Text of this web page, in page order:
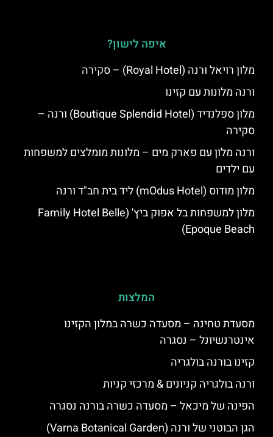
איפה לישון?
מלון רויאל ורנה (Royal Hotel) – סקירה
ורנה מלונות עם קזינו
מלון ספלנדיד (Boutique Splendid Hotel) ורנה –
סקירה
ורנה מלון עם פארק מים – מלונות מומלצים למשפחות
עם ילדים
מלון מודוס (mOdus Hotel) ליד בית חב"ד ורנה
מלון למשפחות בל אפוק ביץ' (Family Hotel Belle
Epoque Beach)
המלצות
מסעדת טחינה – מסעדה כשרה במלון הקזינו
אינטרנשיונל – נסגרה
קזינו בורנה בולגריה
ורנה בולגריה קניונים & מרכזי קניות
הפינה של מיכאל – מסעדה כשרה בורנה נסגרה
הגן הבוטני של ורנה (Varna Botanical Garden)